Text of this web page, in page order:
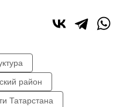
район
Татарстана